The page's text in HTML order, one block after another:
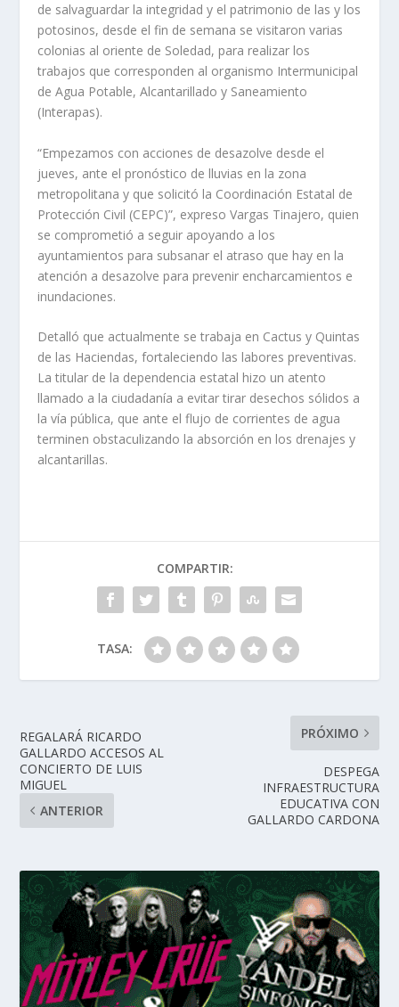
de salvaguardar la integridad y el patrimonio de las y los
potosinos, desde el fin de semana se visitaron varias
colonias al oriente de Soledad, para realizar los
trabajos que corresponden al organismo Intermunicipal
de Agua Potable, Alcantarillado y Saneamiento
(Interapas).
“Empezamos con acciones de desazolve desde el
jueves, ante el pronóstico de lluvias en la zona
metropolitana y que solicitó la Coordinación Estatal de
Protección Civil (CEPC)”, expreso Vargas Tinajero, quien
se comprometió a seguir apoyando a los
ayuntamientos para subsanar el atraso que hay en la
atención a desazolve para prevenir encharcamientos e
inundaciones.
Detalló que actualmente se trabaja en Cactus y Quintas
de las Haciendas, fortaleciendo las labores preventivas.
La titular de la dependencia estatal hizo un atento
llamado a la ciudadanía a evitar tirar desechos sólidos a
la vía pública, que ante el flujo de corrientes de agua
terminen obstaculizando la absorción en los drenajes y
alcantarillas.
COMPARTIR:
TASA:
REGALARÁ RICARDO
GALLARDO ACCESOS AL
CONCIERTO DE LUIS
MIGUEL
ANTERIOR
PRÓXIMO
DESPEGA
INFRAESTRUCTURA
EDUCATIVA CON
GALLARDO CARDONA